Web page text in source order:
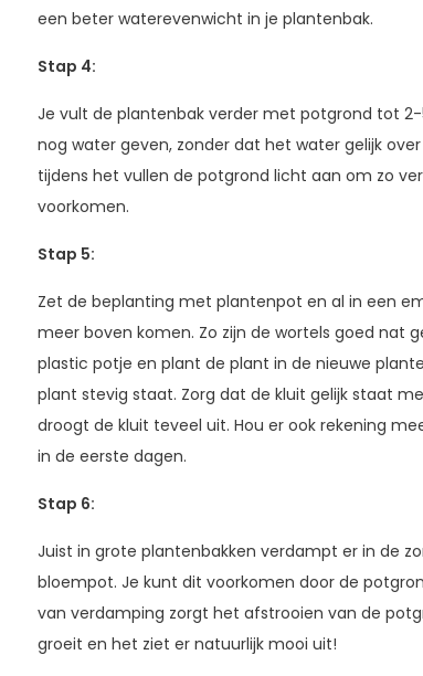
een beter waterevenwicht in je plantenbak.
Stap 4:
Je vult de plantenbak verder met potgrond tot
nog water geven, zonder dat het water gelijk
tijdens het vullen de potgrond licht aan om zo
voorkomen.
Stap 5:
Zet de beplanting met plantenpot en al in een
meer boven komen. Zo zijn de wortels goed nat
plastic potje en plant de plant in de nieuwe
plant stevig staat. Zorg dat de kluit gelijk staat
droogt de kluit teveel uit. Hou er ook rekening
in de eerste dagen.
Stap 6:
Juist in grote plantenbakken verdampt er in de
bloempot. Je kunt dit voorkomen door de
van verdamping zorgt het afstrooien van de
groeit en het ziet er natuurlijk mooi uit!